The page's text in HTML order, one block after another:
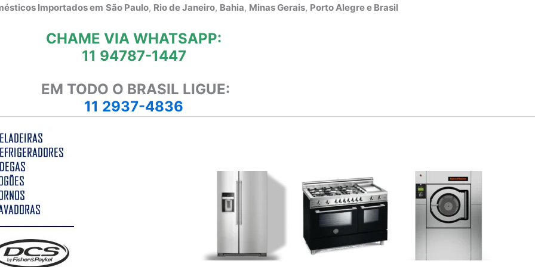
Importados em São Paulo, Rio de Janeiro, Bahia, Minas Gerais, Porto Alegre e Brasil
CHAME VIA WHATSAPP:
11 94787-1447
EM TODO O BRASIL LIGUE:
11 2937-4836